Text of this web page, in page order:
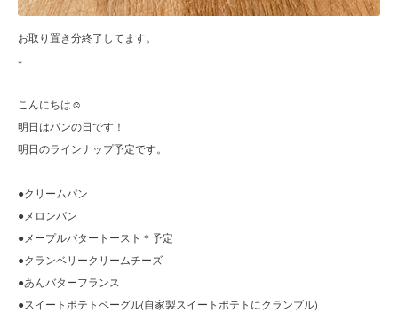
お取り置き分終了してます。
↓
こんにちは☺︎
明日はパンの日です！
明日のラインナップ予定です。
●クリームパン
●メロンパン
●メープルバタートースト＊予定
●クランベリークリームチーズ
●あんバターフランス
●スイートポテトベーグル(自家製スイートポテトにクランブル)